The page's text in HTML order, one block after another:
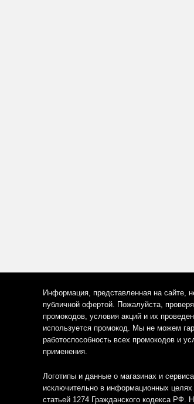
Информация, представленная на сайте,
публичной офертой. Пожалуйста,
промокодов, условия акций и их
используется промокод. Мы не можем
работоспособность всех промокодов и
применения.
Логотипы и данные о магазинах и
исключительно в информационных целях
статьей 1274 Гражданского кодекса РФ.